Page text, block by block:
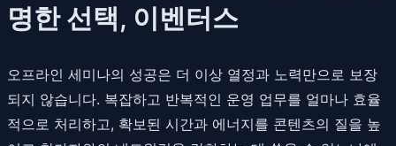
명한 선택, 이벤터스
오프라인 세미나의 성공은 더 이상 열정과 노력만으로 보장
되지 않습니다. 복잡하고 반복적인 운영 업무를 얼마나 효율
적으로 처리하고, 확보된 시간과 에너지를 콘텐츠의 질을 높